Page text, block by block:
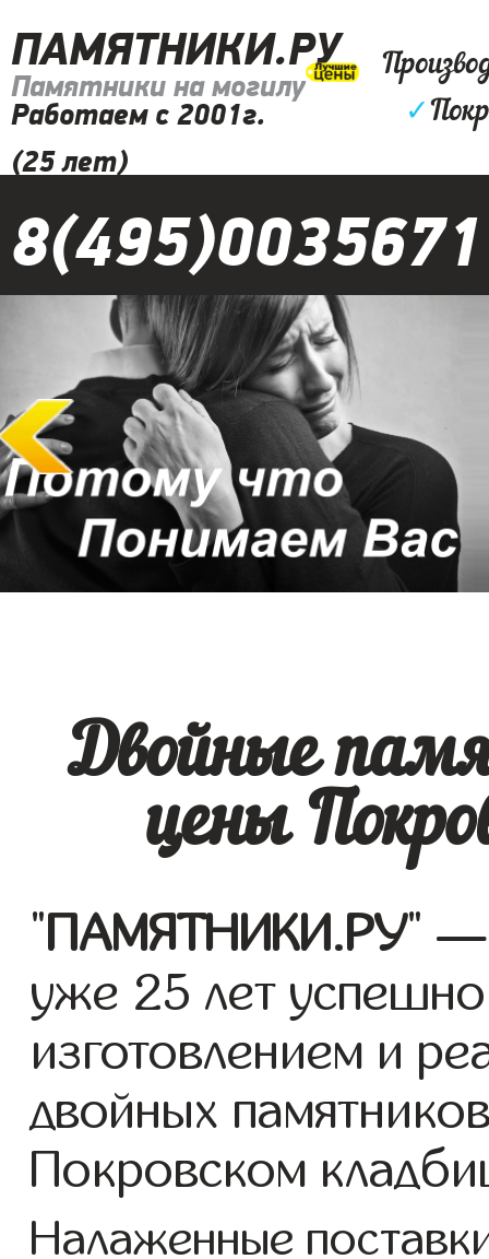
ПАМЯТНИКИ.РУ
Памятники на могилу
Работаем с 2001г.
(25 лет)
✓
8(495)0035671
Двойные
цены
"ПАМЯТНИКИ.РУ" —
уже 25 лет
изготовлением и
двойных
Покровском
Налаженные